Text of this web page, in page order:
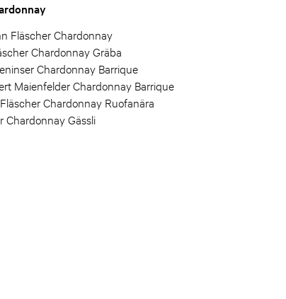
Fläscher Chardonnay
Chardonnay Gräba
Chardonnay Barrique
Maienfelder Chardonnay Barrique
Chardonnay Ruofanära
Chardonnay Gässli